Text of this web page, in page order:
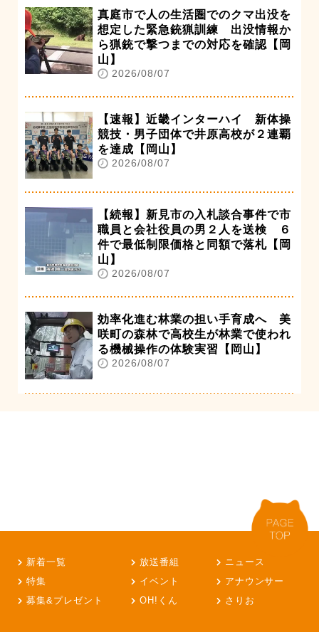
真庭市で人の生活圏でのクマ出没を
想定した緊急銃猟訓練 出没情報か
ら猟銃で撃つまでの対応を確認【岡
山】
2026/08/07
【速報】近畿インターハイ 新体操
競技・男子団体で井原高校が２連覇
を達成【岡山】
2026/08/07
【続報】新見市の入札談合事件で市
職員と会社役員の男２人を送検 ６
件で最低制限価格と同額で落札【岡
山】
2026/08/07
効率化進む林業の担い手育成へ 美
咲町の森林で高校生が林業で使われ
る機械操作の体験実習【岡山】
2026/08/07
新着一覧 放送番組
ニュース
特集
イベント
アナウンサー
募集&プレゼント
OH!くん さりお